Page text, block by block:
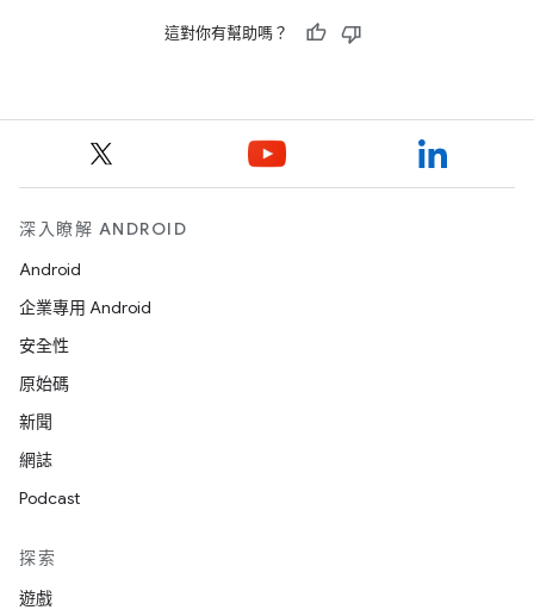
這對你有幫助嗎？
深入瞭解 ANDROID
Android
企業專用 Android
安全性
原始碼
新聞
網誌
Podcast
探索
遊戲